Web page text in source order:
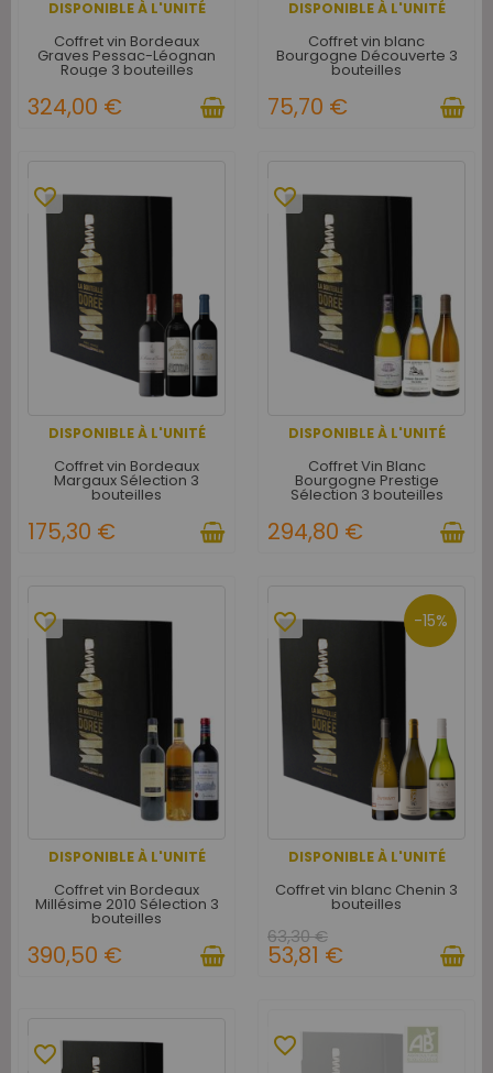
DISPONIBLE À L'UNITÉ
Coffret vin Bordeaux
Graves Pessac-Léognan
Rouge 3 bouteilles
324,00 €
DISPONIBLE À L'UNITÉ
Coffret vin blanc
Bourgogne Découverte 3
bouteilles
75,70 €
DISPONIBLE À L'UNITÉ
favorite_border
Coffret vin Bordeaux
Margaux Sélection 3
bouteilles
175,30 €
DISPONIBLE À L'UNITÉ
favorite_border
Coffret Vin Blanc
Bourgogne Prestige
Sélection 3 bouteilles
294,80 €
DISPONIBLE À L'UNITÉ
favorite_border
Coffret vin Bordeaux
Millésime 2010 Sélection 3
bouteilles
390,50 €
-15%
DISPONIBLE À L'UNITÉ
favorite_border
Coffret vin blanc Chenin 3
bouteilles
63,30 €
53,81 €
favorite_border favorite_border